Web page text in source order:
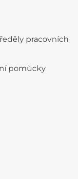
pracovních
pomůcky